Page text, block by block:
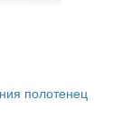
полотенец